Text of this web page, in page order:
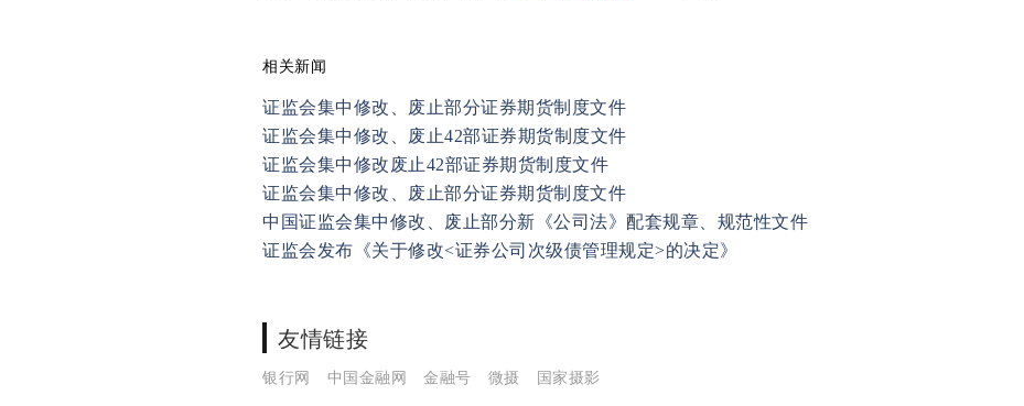
相关新闻
证监会集中修改、废止部分证券期货制度文件
证监会集中修改、废止42部证券期货制度文件
证监会集中修改废止42部证券期货制度文件
证监会集中修改、废止部分证券期货制度文件
中国证监会集中修改、废止部分新《公司法》配套规章、规范性文件
证监会发布《关于修改<证券公司次级债管理规定>的决定》
友情链接
银行网 中国金融网 金融号 微摄 国家摄影